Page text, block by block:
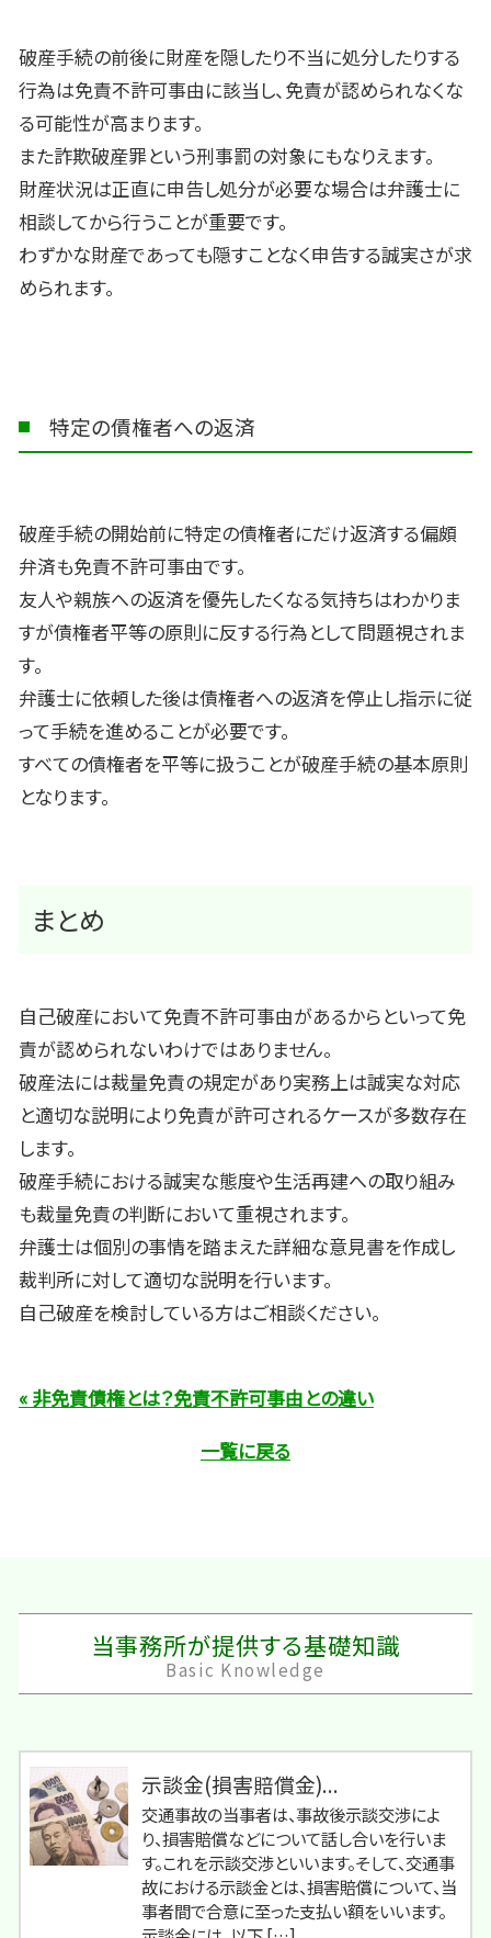
破産手続の前後に財産を隠したり不当に処分したりする
行為は免責不許可事由に該当し、免責が認められなくな
る可能性が高まります。
また詐欺破産罪という刑事罰の対象にもなりえます。
財産状況は正直に申告し処分が必要な場合は弁護士に
相談してから行うことが重要です。
わずかな財産であっても隠すことなく申告する誠実さが求
められます。
特定の債権者への返済
破産手続の開始前に特定の債権者にだけ返済する偏頗
弁済も免責不許可事由です。
友人や親族への返済を優先したくなる気持ちはわかりま
すが債権者平等の原則に反する行為として問題視されま
す。
弁護士に依頼した後は債権者への返済を停止し指示に従
って手続を進めることが必要です。
すべての債権者を平等に扱うことが破産手続の基本原則
となります。
まとめ
自己破産において免責不許可事由があるからといって免
責が認められないわけではありません。
破産法には裁量免責の規定があり実務上は誠実な対応
と適切な説明により免責が許可されるケースが多数存在
します。
破産手続における誠実な態度や生活再建への取り組み
も裁量免責の判断において重視されます。
弁護士は個別の事情を踏まえた詳細な意見書を作成し
裁判所に対して適切な説明を行います。
自己破産を検討している方はご相談ください。
« 非免責債権とは？免責不許可事由との違い
一覧に戻る
当事務所が提供する基礎知識
Basic Knowledge
示談金(損害賠償金)...
交通事故の当事者は、事故後示談交渉によ
り、損害賠償などについて話し合いを行いま
す。これを示談交渉といいます。そして、交通事
故における示談金とは、損害賠償について、当
事者間で合意に至った支払い額をいいます。